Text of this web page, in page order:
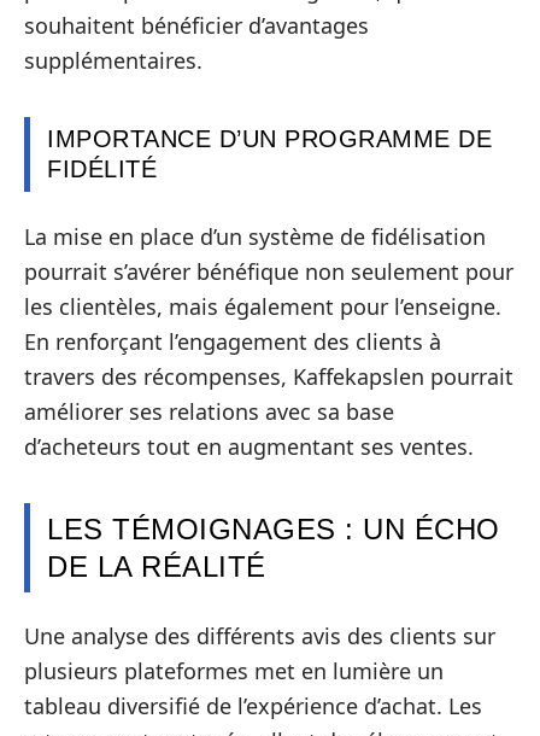
souhaitent bénéficier d’avantages
supplémentaires.
IMPORTANCE D’UN PROGRAMME DE
FIDÉLITÉ
La mise en place d’un système de fidélisation
pourrait s’avérer bénéfique non seulement pour
les clientèles, mais également pour l’enseigne.
En renforçant l’engagement des clients à
travers des récompenses, Kaffekapslen pourrait
améliorer ses relations avec sa base
d’acheteurs tout en augmentant ses ventes.
LES TÉMOIGNAGES : UN ÉCHO
DE LA RÉALITÉ
Une analyse des différents avis des clients sur
plusieurs plateformes met en lumière un
tableau diversifié de l’expérience d’achat. Les